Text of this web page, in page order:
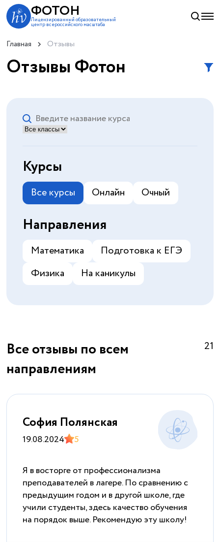
ФОТОН
Лицензированный образовательный
центр всероссийского масштаба
Главная Отзывы
Отзывы Фотон
Курсы
Все курсы Онлайн Очный
Направления
Математика
Подготовка к ЕГЭ
Физика
На каникулы
Все отзывы по всем
направлениям
21
София Полянская
19.08.2024 5
Я в восторге от профессионализма
преподавателей в лагере. По сравнению с
предыдущим годом и в другой школе, где
учили студенты, здесь качество обучения
на порядок выше. Рекомендую эту школу!